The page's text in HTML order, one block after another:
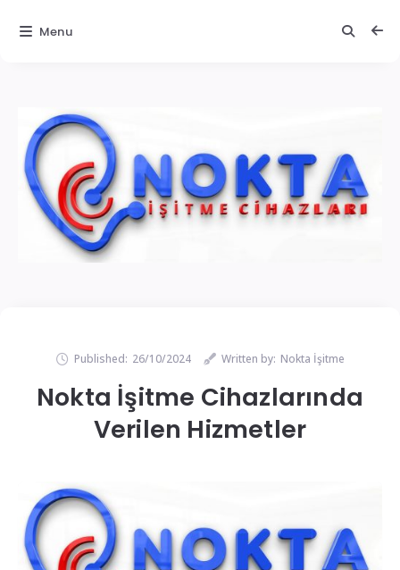
Published: 26/10/2024 Written by: Nokta İşitme
Nokta İşitme Cihazlarında
Verilen Hizmetler
Menu